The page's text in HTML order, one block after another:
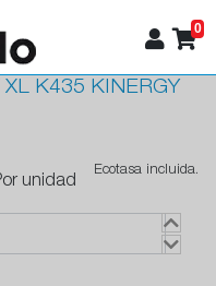
0
K435 KINERGY
unidad
Ecotasa incluida.